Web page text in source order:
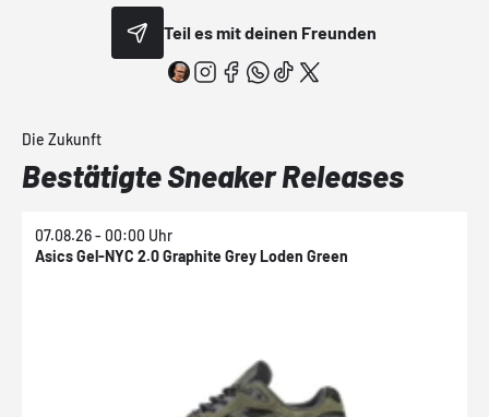
Teil es mit deinen Freunden
Die Zukunft
Bestätigte Sneaker Releases
07.08.26 - 00:00 Uhr
Asics Gel-NYC 2.0 Graphite Grey Loden Green